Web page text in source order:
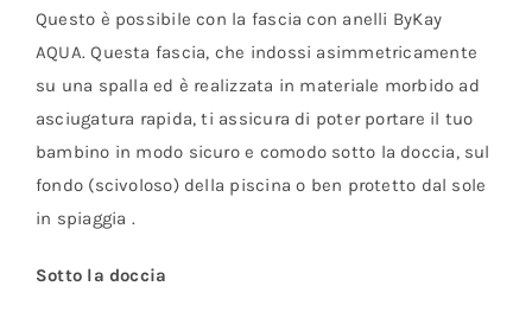
Questo è possibile con la fascia con anelli ByKay
AQUA. Questa fascia, che indossi asimmetricamente
su una spalla ed è realizzata in materiale morbido ad
asciugatura rapida, ti assicura di poter portare il tuo
bambino in modo sicuro e comodo sotto la doccia, sul
fondo (scivoloso) della piscina o ben protetto dal sole
in spiaggia .
Sotto la doccia